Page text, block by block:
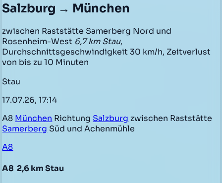
Salzburg → München
zwischen Raststätte Samerberg Nord und
Rosenheim-West 6,7 km Stau,
Durchschnittsgeschwindigkeit 30 km/h, Zeitverlust
von bis zu 10 Minuten
Stau
17.07.26, 17:14
A8 München Richtung Salzburg zwischen Raststätte
Samerberg Süd und Achenmühle
A8
A8 2,6 km Stau